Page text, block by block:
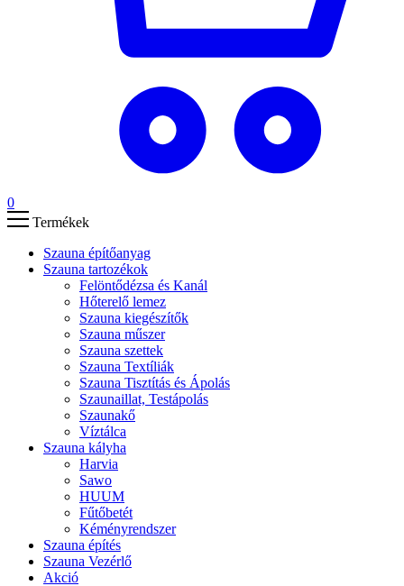
0
Termékek
Szauna építőanyag
Szauna tartozékok
Felöntődézsa és Kanál
Hőterelő lemez
Szauna kiegészítők
Szauna műszer
Szauna szettek
Szauna Textíliák
Szauna Tisztítás és Ápolás
Szaunaillat, Testápolás
Szaunakő
Víztálca
Szauna kályha
Harvia
Sawo
HUUM
Fűtőbetét
Kéményrendszer
Szauna építés
Szauna Vezérlő
Akció